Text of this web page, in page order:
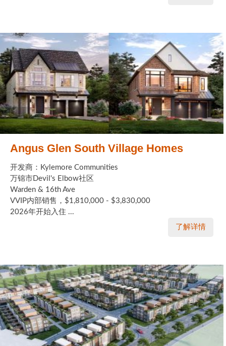
Angus Glen South Village Homes
开发商：Kylemore Communities
万锦市Devil's Elbow社区
Warden & 16th Ave
VVIP内部销售，$1,810,000 - $3,830,000
2026年开始入住 ...
了解详情